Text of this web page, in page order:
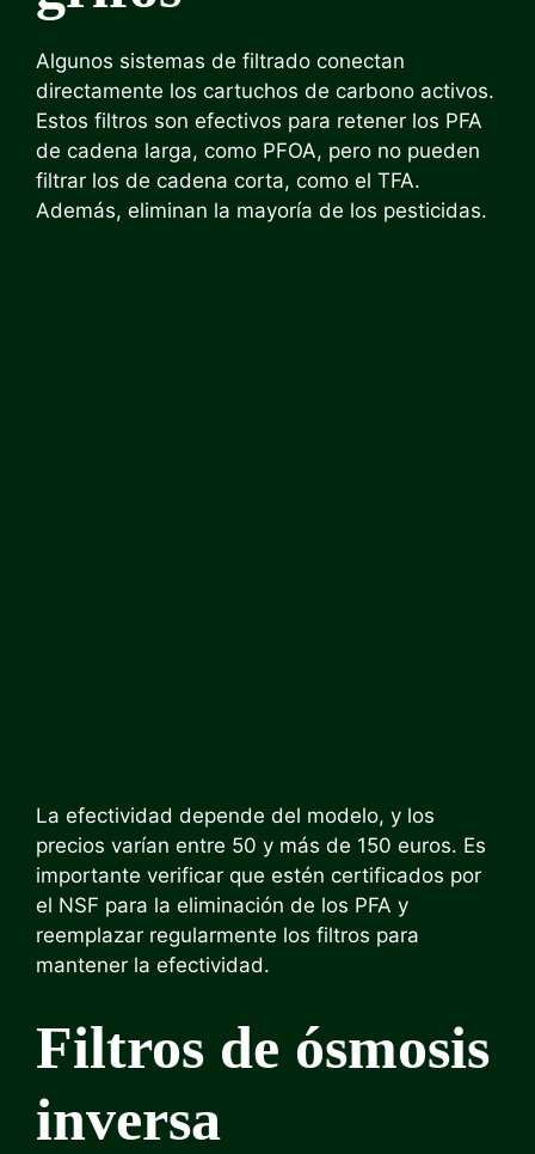
Algunos sistemas de filtrado conectan
directamente los cartuchos de carbono activos.
Estos filtros son efectivos para retener los PFA
de cadena larga, como PFOA, pero no pueden
filtrar los de cadena corta, como el TFA.
Además, eliminan la mayoría de los pesticidas.
La efectividad depende del modelo, y los
precios varían entre 50 y más de 150 euros. Es
importante verificar que estén certificados por
el NSF para la eliminación de los PFA y
reemplazar regularmente los filtros para
mantener la efectividad.
Filtros de ósmosis
inversa